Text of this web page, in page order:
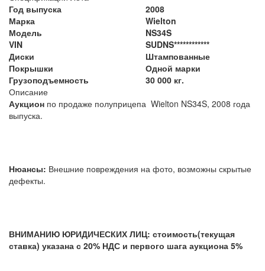
Год выпуска
2008
Марка
Wielton
Модель
NS34S
VIN
SUDNS************
Диски
Штампованные
Покрышки
Одной марки
Грузоподъемность
30 000 кг.
Описание
Аукцион по продаже полуприцепа Wielton NS34S, 2008 года
выпуска.
Нюансы: Внешние повреждения на фото, возможны скрытые
дефекты.
ВНИМАНИЮ ЮРИДИЧЕСКИХ ЛИЦ: стоимость(текущая
ставка) указана с 20% НДС и первого шага аукциона 5%